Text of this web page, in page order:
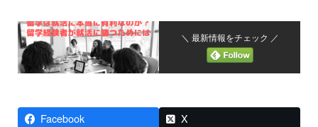
＼ 最新情報をチェック ／
Facebook
X